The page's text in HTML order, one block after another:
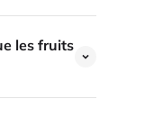
les fruits